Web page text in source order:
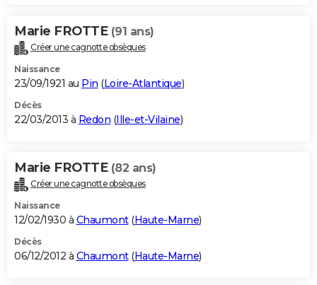
Marie FROTTE (91 ans)
Créer une cagnotte obsèques
Naissance
23/09/1921 au Pin (Loire-Atlantique)
Décès
22/03/2013 à Redon (Ille-et-Vilaine)
Marie FROTTE (82 ans)
Créer une cagnotte obsèques
Naissance
12/02/1930 à Chaumont(Haute-Marne)
Décès
06/12/2012 à Chaumont(Haute-Marne)